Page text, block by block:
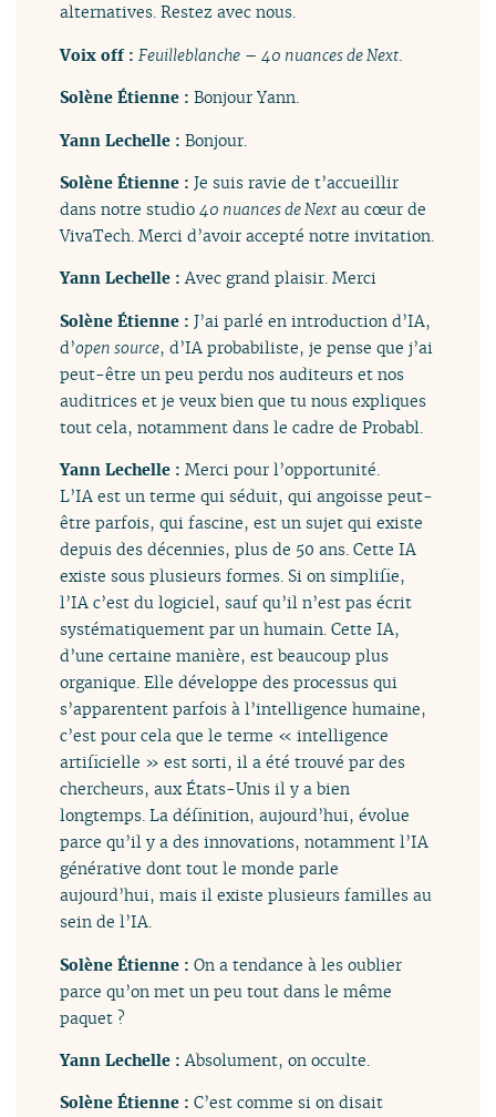
alternatives. Restez avec nous.
Voix off :Feuilleblanche –40 nuances de Next.
Solène Étienne :Bonjour Yann.
Yann Lechelle :Bonjour.
Solène Étienne :Je suis ravie de t’accueillir
dans notre studio40 nuances de Next au cœur de
VivaTech. Merci d’avoir accepté notre invitation.
Yann Lechelle :Avec grand plaisir. Merci
Solène Étienne :J’ai parlé en introduction d’IA,
d’open source, d’IA probabiliste, je pense que j’ai
peut-être un peu perdu nos auditeurs et nos
auditrices et je veux bien que tu nous expliques
tout cela, notamment dans le cadre de Probabl.
Yann Lechelle :Merci pour l’opportunité.
L’IA est un terme qui séduit, qui angoisse peut-
être parfois, qui fascine, est un sujet qui existe
depuis des décennies, plus de 50 ans. Cette IA
existe sous plusieurs formes. Si on simplifie,
l’IA c’est du logiciel, sauf qu’il n’est pas écrit
systématiquement par un humain. Cette IA,
d’une certaine manière, est beaucoup plus
organique. Elle développe des processus qui
s’apparentent parfois à l’intelligence humaine,
c’est pour cela que le terme « intelligence
artificielle » est sorti, il a été trouvé par des
chercheurs, aux États-Unis il y a bien
longtemps. La définition, aujourd’hui, évolue
parce qu’il y a des innovations, notamment l’IA
générative dont tout le monde parle
aujourd’hui, mais il existe plusieurs familles au
sein de l’IA.
Solène Étienne :On a tendance à les oublier
parce qu’on met un peu tout dans le même
paquet ?
Yann Lechelle :Absolument, on occulte.
Solène Étienne :C’est comme si on disait